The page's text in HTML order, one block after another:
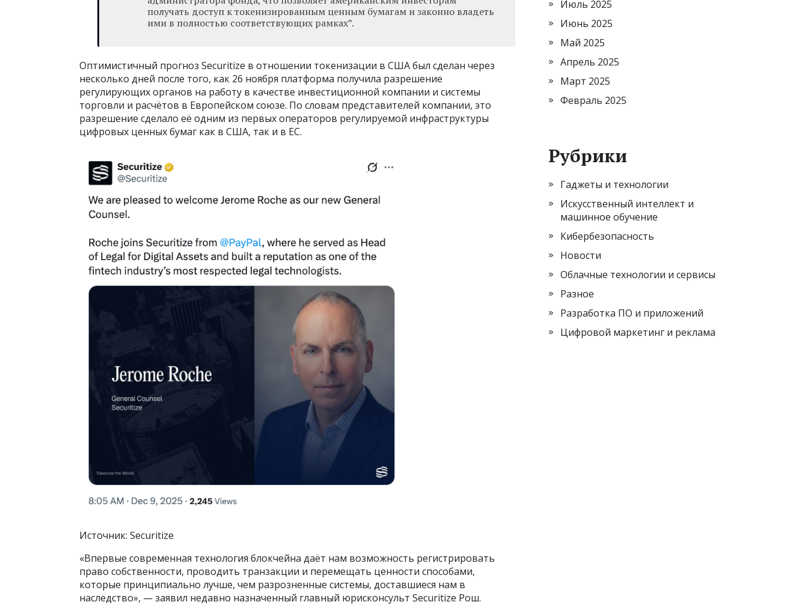
получать доступ к токенизированным ценным бумагам и законно владеть
ими в полностью соответствующих рамках”.
Оптимистичный прогноз Securitize в отношении токенизации в США был сделан через
несколько дней после того, как 26 ноября платформа получила разрешение
регулирующих органов на работу в качестве инвестиционной компании и системы
торговли и расчётов в Европейском союзе. По словам представителей компании, это
разрешение сделало её одним из первых операторов регулируемой инфраструктуры
цифровых ценных бумаг как в США, так и в ЕС.
Источник: Securitize
«Впервые современная технология блокчейна даёт нам возможность регистрировать
право собственности, проводить транзакции и перемещать ценности способами,
которые принципиально лучше, чем разрозненные системы, доставшиеся нам в
наследство», — заявил недавно назначенный главный юрисконсульт Securitize Рош.
Июль 2025
Июнь 2025
Май 2025
Апрель 2025
Март 2025
Февраль 2025
Рубрики
Гаджеты и технологии
Искусственный интеллект и
машинное обучение
Кибербезопасность
Новости
Облачные технологии и сервисы
Разное
Разработка ПО и приложений
Цифровой маркетинг и реклама